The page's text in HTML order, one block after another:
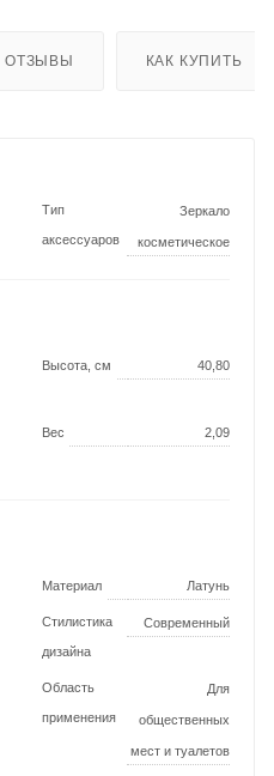
ОТЗЫВЫ КАК КУПИТЬ
Тип
аксессуаров
Зеркало
косметическое
Высота, см 40,80
Вес 2,09
Материал Латунь
Стилистика
дизайна
Современный
Область
применения
Для
общественных
мест и туалетов